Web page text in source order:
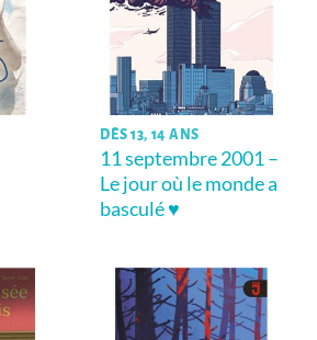
DÈS 13, 14 ANS
11 septembre 2001 –
Le jour où le monde a
basculé ♥